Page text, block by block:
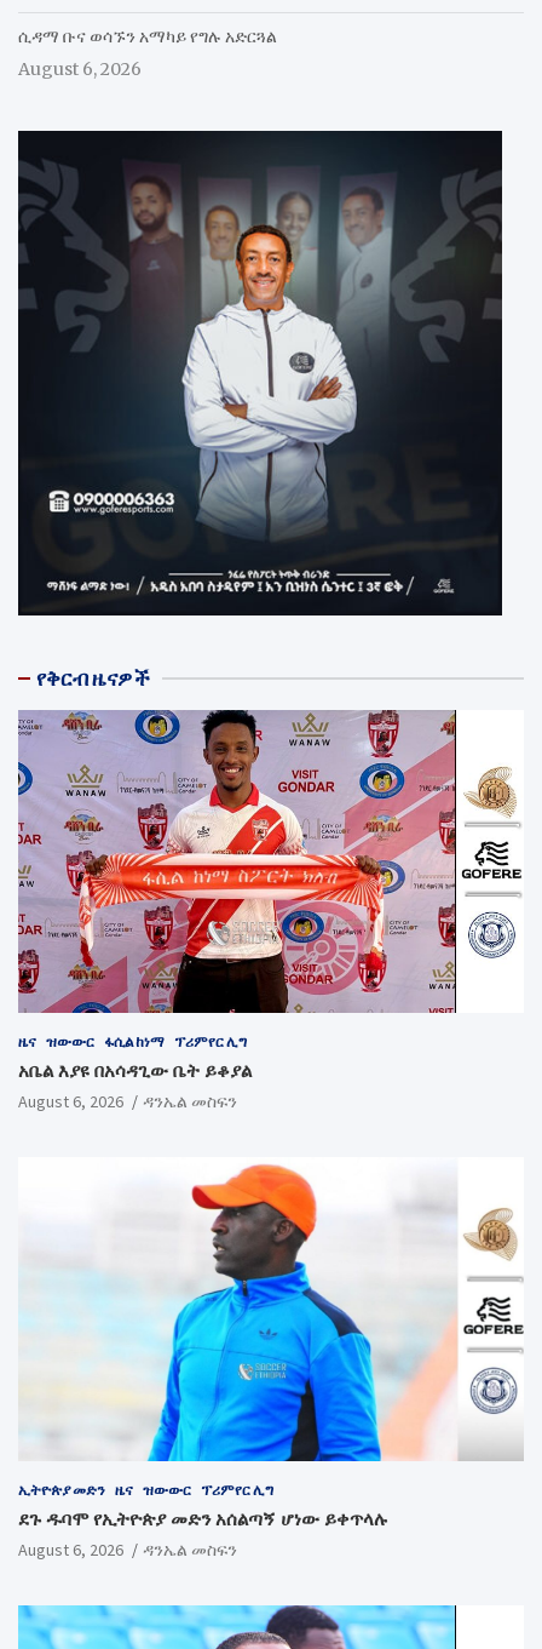
ሲዳማ ቡና ወሳኙን አማካይ የግሉ አድርጓል
August 6, 2026
የቅርብ ዜናዎች
ዜና ዝውውር ፋሲል ከነማ ፕሪምየር ሊግ
አቤል እያዩ በአሳዳጊው ቤት ይቆያል
August 6, 2026 ዳንኤል መስፍን
ኢትዮጵያ መድን ዜና ዝውውር ፕሪምየር ሊግ
ደጉ ዱባሞ የኢትዮጵያ መድን አሰልጣኝ ሆነው ይቀጥላሉ
August 6, 2026 ዳንኤል መስፍን